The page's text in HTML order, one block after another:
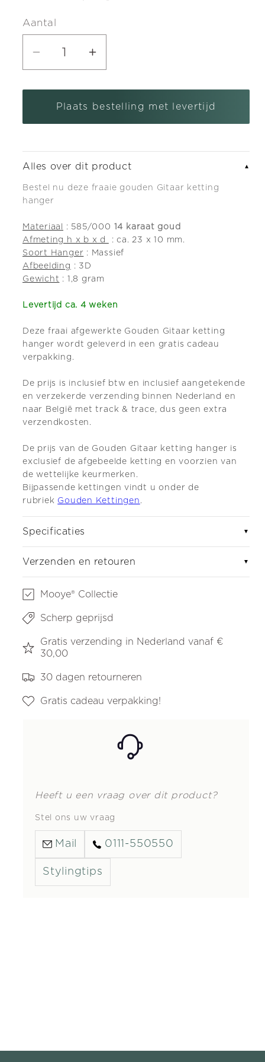
Aantal
Aantal
voor
Gouden
Gitaar
hanger
Aantal
voor
Gouden
Gitaar
hanger
Plaats bestelling met levertijd
Alles over dit product ▼
Bestel nu deze fraaie gouden Gitaar ketting
hanger
Materiaal : 585/000 14 karaat goud
Afmeting h x b x d
: ca. 23 x 10 mm.
Soort Hanger : Massief
Afbeelding : 3D
Gewicht : 1,8 gram
Levertijd ca. 4 weken
Deze fraai afgewerkte Gouden Gitaar ketting
hanger wordt geleverd in een gratis cadeau
verpakking.
De prijs is inclusief btw en inclusief aangetekende
en verzekerde verzending binnen Nederland en
naar België met track & trace, dus geen extra
verzendkosten.
De prijs van de Gouden Gitaar ketting hanger is
exclusief de afgebeelde ketting en voorzien van
de wettelijke keurmerken.
Bijpassende kettingen vindt u onder de
rubriek Gouden Kettingen .
Specificaties ▼
Verzenden en retouren ▼
Mooye® Collectie
Scherp geprijsd
Gratis verzending in Nederland vanaf €
30,00
30 dagen retourneren
Gratis cadeau verpakking!
Heeft u een vraag over dit product?
Stel ons uw vraag
Mail 0111-550550
Stylingtips